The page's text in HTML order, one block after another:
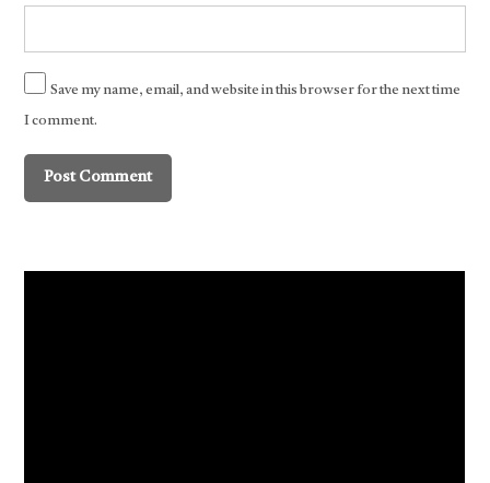
Save my name, email, and website in this browser for the next time
I comment.